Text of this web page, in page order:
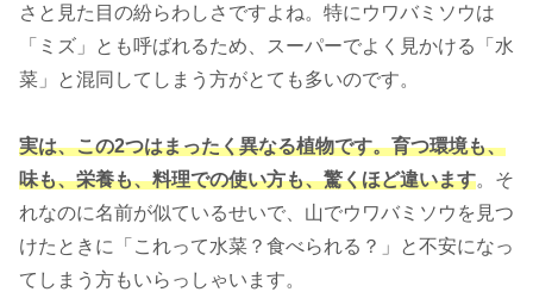
さと見た目の紛らわしさですよね。特にウワバミソウは
「ミズ」とも呼ばれるため、スーパーでよく見かける「水
菜」と混同してしまう方がとても多いのです。
実は、この2つはまったく異なる植物です。育つ環境も、
味も、栄養も、料理での使い方も、驚くほど違います。そ
れなのに名前が似ているせいで、山でウワバミソウを見つ
けたときに「これって水菜？食べられる？」と不安になっ
てしまう方もいらっしゃいます。